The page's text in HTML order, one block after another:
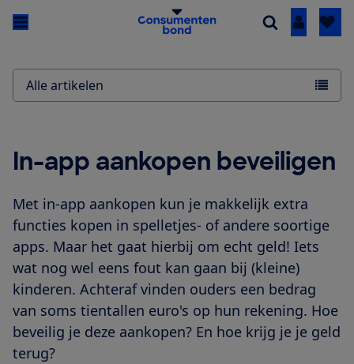
Inloggen
In-app aankopen beveiligen
Met in-app aankopen kun je makkelijk extra
functies kopen in spelletjes- of andere soortige
apps. Maar het gaat hierbij om echt geld! Iets
wat nog wel eens fout kan gaan bij (kleine)
kinderen. Achteraf vinden ouders een bedrag
van soms tientallen euro's op hun rekening. Hoe
beveilig je deze aankopen? En hoe krijg je je geld
terug?
Alle artikelen